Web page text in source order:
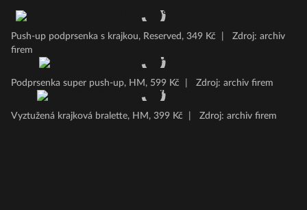
Push-up podprsenka s krajkou, Reserved, 349 Kč
Zdroj: archiv
firem
Podprsenka super push-up, HM, 599 Kč Zdroj: archiv firem
Vyztužená krajková bralette, HM, 399 Kč Zdroj: archiv firem